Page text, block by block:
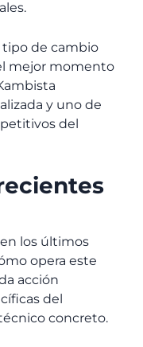
tipo de cambio
mejor momento
y uno de
del
los últimos
opera este
acción
del
concreto.